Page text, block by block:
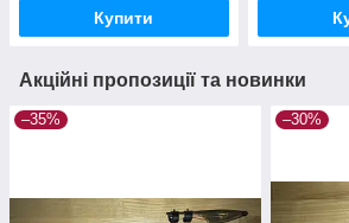
Купити
Акційні пропозиції та новинки
–35% –30%